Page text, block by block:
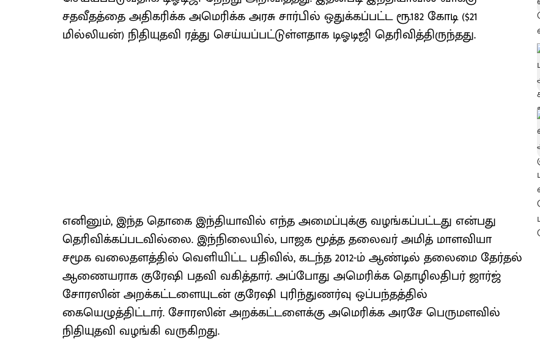
சதவீதத்தை அதிகரிக்க அமெரிக்க அரசு சார்பில் ஒதுக்கப்பட்ட ரூ.182 கோடி ($21
மில்லியன்) நிதியுதவி ரத்து செய்யப்பட்டுள்ளதாக டிஓடிஜி தெரிவித்திருந்தது.
எனினும், இந்த தொகை இந்தியாவில் எந்த அமைப்புக்கு வழங்கப்பட்டது என்பது
தெரிவிக்கப்படவில்லை. இந்நிலையில், பாஜக மூத்த தலைவர் அமித் மாளவியா
சமூக வலைதளத்தில் வெளியிட்ட பதிவில், கடந்த 2012-ம் ஆண்டில் தலைமை தேர்தல்
ஆணையராக குரேஷி பதவி வகித்தார். அப்போது அமெரிக்க தொழிலதிபர் ஜார்ஜ்
சோரஸின் அறக்கட்டளையுடன் குரேஷி புரிந்துணர்வு ஒப்பந்தத்தில்
கையெழுத்திட்டார். சோரஸின் அறக்கட்டளைக்கு அமெரிக்க அரசே பெருமளவில்
நிதியுதவி வழங்கி வருகிறது.